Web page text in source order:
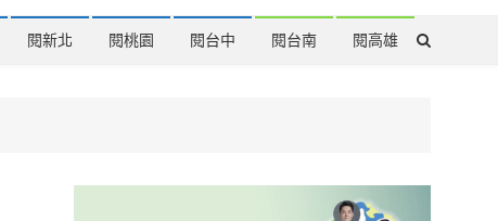
閱新北 閱桃園 閱台中 閱台南 閱高雄